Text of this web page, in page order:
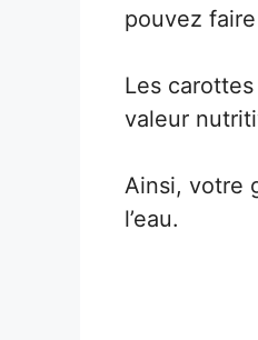
pouvez
Les
valeur
Ainsi, votre
l’eau.